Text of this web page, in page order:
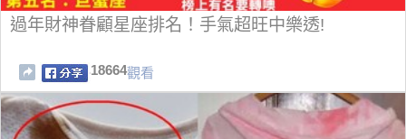
過年財神眷顧星座排名！手氣超旺中樂透!
18664觀看